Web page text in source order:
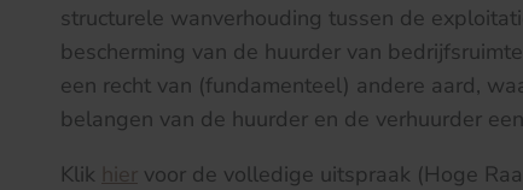
structurele wanverhouding tussen de
bescherming van de huurder van
een recht van (fundamenteel) andere aard,
belangen van de huurder en de verhuurder
Klik hier voor de volledige uitspraak (Hoge